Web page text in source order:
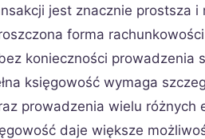
jest znacznie prostsza i
forma
konieczności prowadzenia
księgowość wymaga
prowadzenia wielu
daje większe